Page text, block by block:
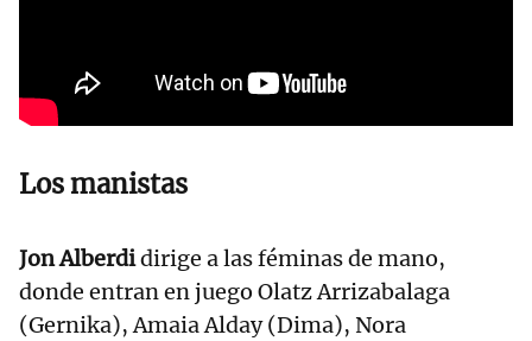
Los manistas
Jon Alberdidirige a las féminas de mano,
donde entran en juego Olatz Arrizabalaga
(Gernika), Amaia Alday (Dima), Nora